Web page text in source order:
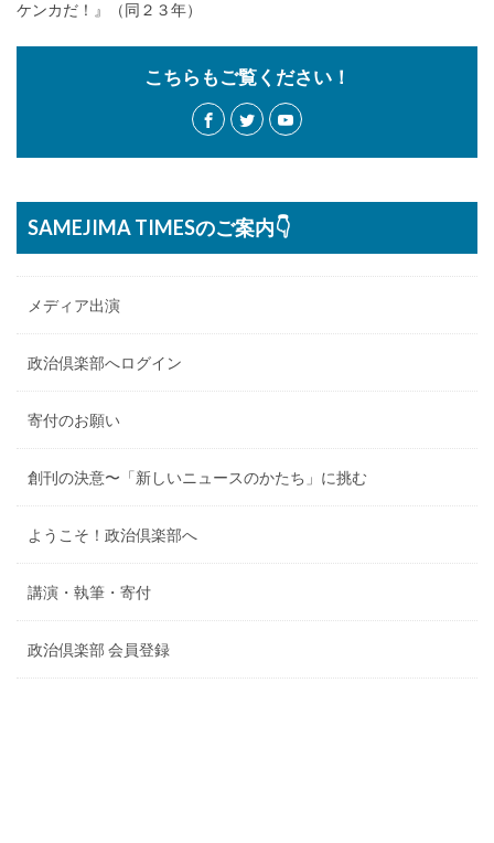
ケンカだ！』（同２３年）
こちらもご覧ください！
SAMEJIMA TIMESのご案内👇
メディア出演
政治倶楽部へログイン
寄付のお願い
創刊の決意〜「新しいニュースのかたち」に挑む
ようこそ！政治倶楽部へ
講演・執筆・寄付
政治倶楽部 会員登録